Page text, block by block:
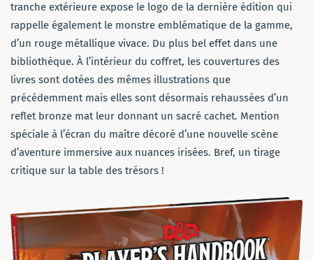
tranche extérieure expose le logo de la dernière édition qui
rappelle également le monstre emblématique de la gamme,
d’un rouge métallique vivace. Du plus bel effet dans une
bibliothèque. À l’intérieur du coffret, les couvertures des
livres sont dotées des mêmes illustrations que
précédemment mais elles sont désormais rehaussées d’un
reflet bronze mat leur donnant un sacré cachet. Mention
spéciale à l’écran du maître décoré d’une nouvelle scène
d’aventure immersive aux nuances irisées. Bref, un tirage
critique sur la table des trésors !